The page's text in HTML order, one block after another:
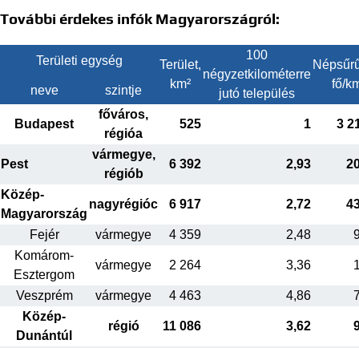
További érdekes infók Magyarországról:
Területi egység
Terület,
km²
100
négyzetkilométerre
jutó település
fő/
neve szintje
Budapest
főváros,
régióa
525 1 3
Pest
vármegye,
régiób
6 392 2,93
Közép-
Magyarország
nagyrégióc 6 917 2,72
Fejér vármegye 4 359 2,48
Komárom-
Esztergom
vármegye 2 264 3,36
Veszprém vármegye 4 463 4,86
Közép-
Dunántúl
régió 11 086 3,62